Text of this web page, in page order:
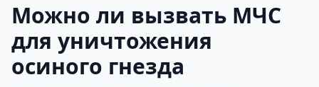
Можно ли вызвать МЧС
для уничтожения
осиного гнезда